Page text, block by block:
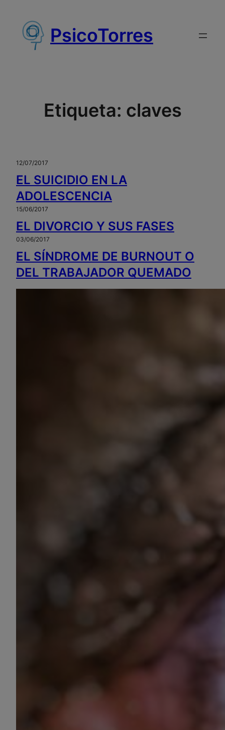
contenido
PsicoTorres
Etiqueta: claves
12/07/2017
EL SUICIDIO EN LA
ADOLESCENCIA
15/06/2017
EL DIVORCIO Y SUS FASES
03/06/2017
EL SÍNDROME DE BURNOUT O
DEL TRABAJADOR QUEMADO